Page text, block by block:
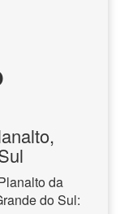
da
do Sul: